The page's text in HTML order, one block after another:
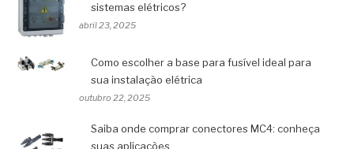
sistemas elétricos?
abril 23, 2025
Como escolher a base para fusível ideal para
sua instalação elétrica
outubro 22, 2025
Saiba onde comprar conectores MC4: conheça
suas aplicações